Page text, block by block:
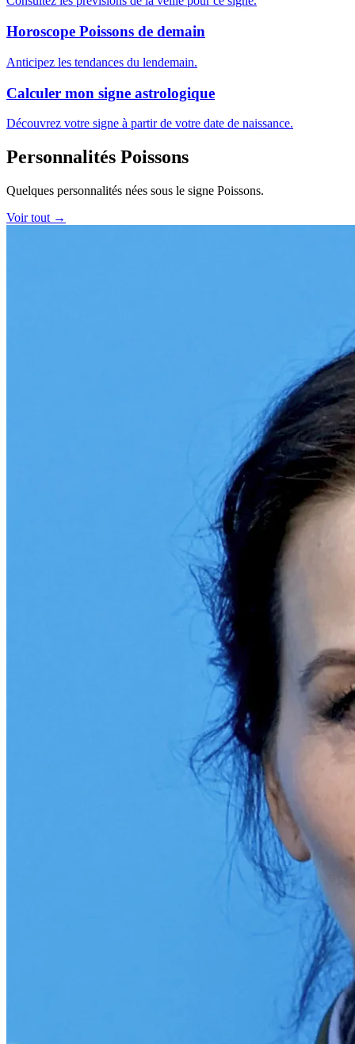
Horoscope Poissons de demain
Anticipez les tendances du lendemain.
Calculer mon signe astrologique
Découvrez votre signe à partir de votre date de naissance.
Personnalités Poissons
Quelques personnalités nées sous le signe Poissons.
Voir tout →